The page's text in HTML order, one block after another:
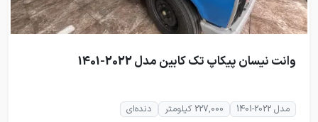
وانت نیسان پیکاپ تک کابین مدل 2022-1401
مدل 2022-1401 227,000 کیلومتر دنده‌ای